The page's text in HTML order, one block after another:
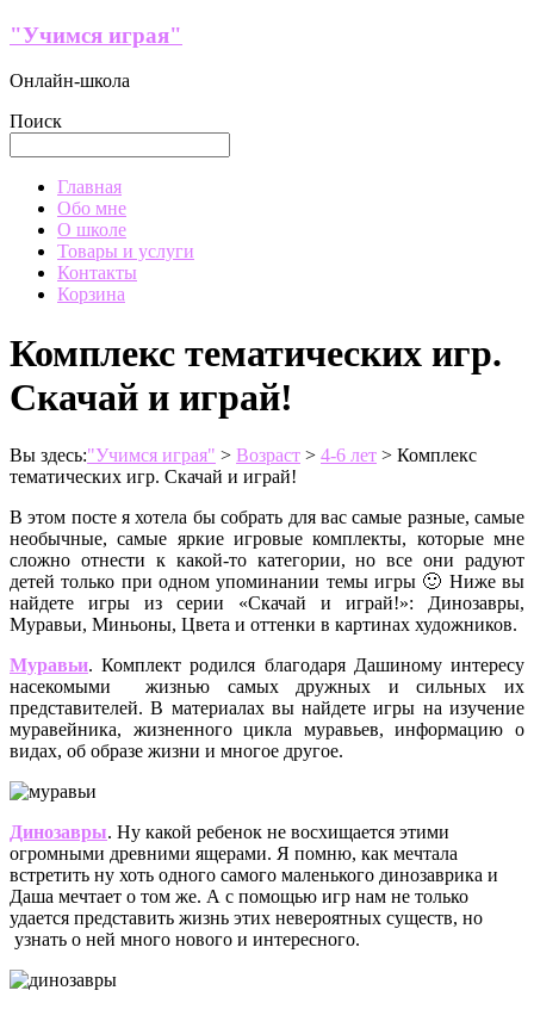
Перейти
содержимому
"Учимся играя"
Онлайн-школа
Поиск
МенюГлавная
Обо мне
О школе
Товары и услуги
Контакты
Корзина
Комплекс тематических игр.
Скачай и играй!
Вы здесь:"Учимся играя" > Возраст > 4-6 лет > Комплекс
тематических игр. Скачай и играй!
В этом посте я хотела бы собрать для вас самые разные, самые
необычные, самые яркие игровые комплекты, которые мне
сложно отнести к какой-то категории, но все они радуют
детей только при одном упоминании темы игры 🙂 Ниже вы
найдете игры из серии «Скачай и играй!»: Динозавры,
Муравьи, Миньоны, Цвета и оттенки в картинах художников.
Муравьи. Комплект родился благодаря Дашиному интересу
насекомыми жизнью самых дружных и сильных их
представителей. В материалах вы найдете игры на изучение
муравейника, жизненного цикла муравьев, информацию о
видах, об образе жизни и многое другое.
Динозавры. Ну какой ребенок не восхищается этими
огромными древними ящерами. Я помню, как мечтала
встретить ну хоть одного самого маленького динозаврика и
Даша мечтает о том же. А с помощью игр нам не только
удается представить жизнь этих невероятных существ, но
узнать о ней много нового и интересного.